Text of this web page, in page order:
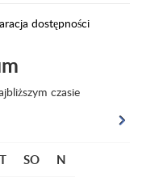
dostępności
czasie
SO N